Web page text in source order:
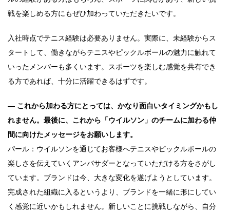
戦を楽しめる方にもぜひ加わっていただきたいです。
入社時点でテニス経験は必要ありません。実際に、未経験からス
タートして、働きながらテニスやピックルボールの魅力に触れて
いったメンバーも多くいます。スポーツを楽しむ感覚を共有でき
る方であれば、十分に活躍できるはずです。
― これから加わる方にとっては、かなり面白いタイミングかもし
れません。最後に、これから「ウイルソン」のチームに加わる仲
間に向けたメッセージをお願いします。
パール：ウイルソンを通じてお客様へテニスやピックルボールの
楽しさを伝えていくアンバサダーとなっていただける方をさがし
ています。ブランドは今、大きな変化を遂げようとしています。
完成された組織に入るというより、ブランドを一緒に形にしてい
く感覚に近いかもしれません。新しいことに挑戦しながら、自分